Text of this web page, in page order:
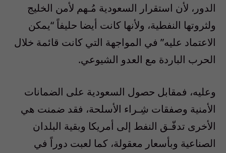
الدور، لأن استقرار السعودية مُـهم لأمن الخليج
ولثروتها النفطية، ولأنها كانت أيضا حليفاً “يمكن
الاعتماد عليه” في المواجهة التي كانت قائمة خلال
الحرب الباردة مع العدو الشيوعي.
وعليه، فمقابل حصول السعودية على الضمانات
الأمنية وصفقات شِـراء الأسلحة، فقد ضمنت هي
الأخرى تدفّـق النفط إلى أمريكا وبقية البلدان
الصناعية وبأسعار معقولة، كما لعبت دوراً في